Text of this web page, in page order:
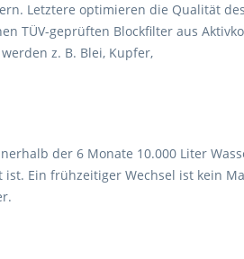
Letztere optimieren die Qualität des
TÜV-geprüften Blockfilter aus
z. B. Blei, Kupfer,
der 6 Monate 10.000 Liter
Ein frühzeitiger Wechsel ist kein